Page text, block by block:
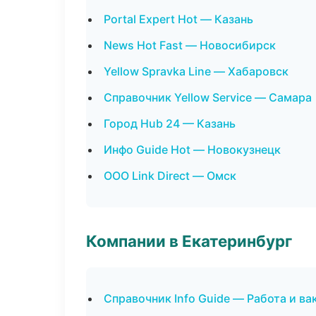
Portal Expert Hot — Казань
News Hot Fast — Новосибирск
Yellow Spravka Line — Хабаровск
Справочник Yellow Service — Самара
Город Hub 24 — Казань
Инфо Guide Hot — Новокузнецк
ООО Link Direct — Омск
Компании в Екатеринбург
Справочник Info Guide — Работа и